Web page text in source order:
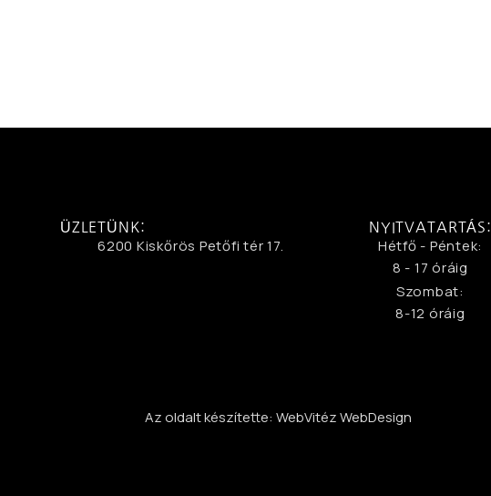
ÜZLETÜNK:
6200 Kiskőrös Petőfi tér 17.
NYITVATARTÁS:
Hétfő - Péntek:
8 - 17 óráig
Szombat:
8-12 óráig
Az oldalt készítette: WebVitéz WebDesign